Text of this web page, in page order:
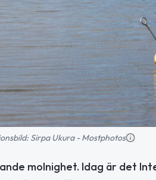
Sirpa Ukura - Mostphotos
molnighet. Idag är det